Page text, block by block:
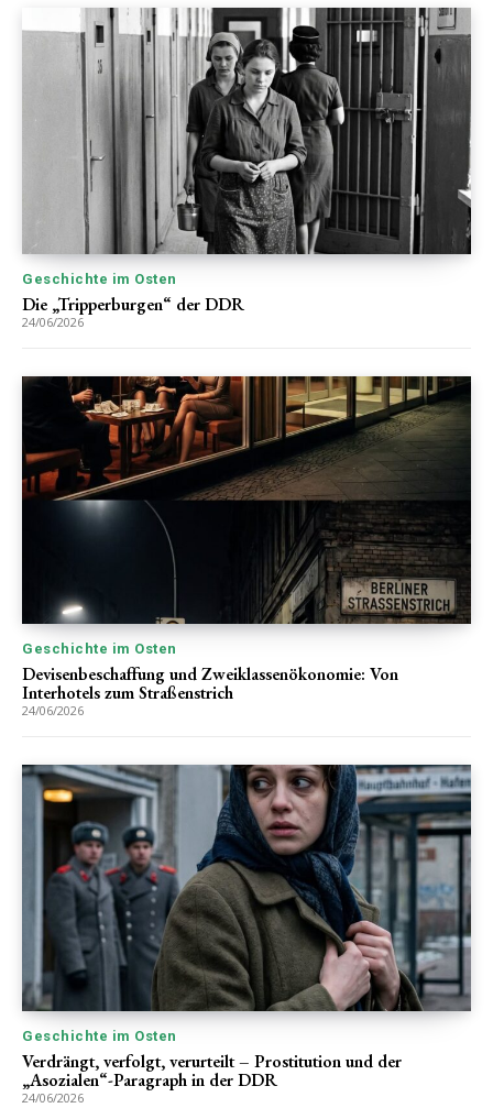
Geschichte im Osten
Die „Tripperburgen“ der DDR
24/06/2026
Geschichte im Osten
Devisenbeschaffung und Zweiklassenökonomie: Von
Interhotels zum Straßenstrich
24/06/2026
Geschichte im Osten
Verdrängt, verfolgt, verurteilt – Prostitution und der
„Asozialen“-Paragraph in der DDR
24/06/2026